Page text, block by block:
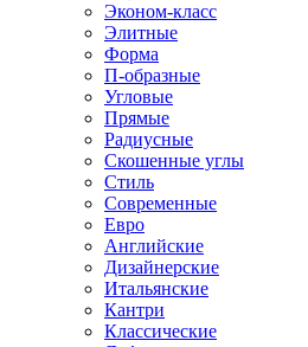
Эконом-класс
Элитные
Форма
П-образные
Угловые
Прямые
Радиусные
Скошенные углы
Стиль
Современные
Евро
Английские
Дизайнерские
Итальянские
Кантри
Классические